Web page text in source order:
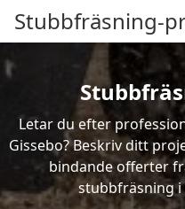
Stubbfräsning-
Letar du efter
Gissebo? Beskriv ditt
bindande offerter
stubbfräsning i